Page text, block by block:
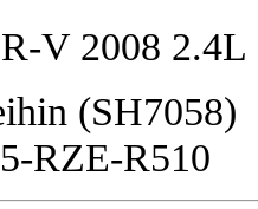
V 2008 2.4L
(SH7058)
RZE-R510